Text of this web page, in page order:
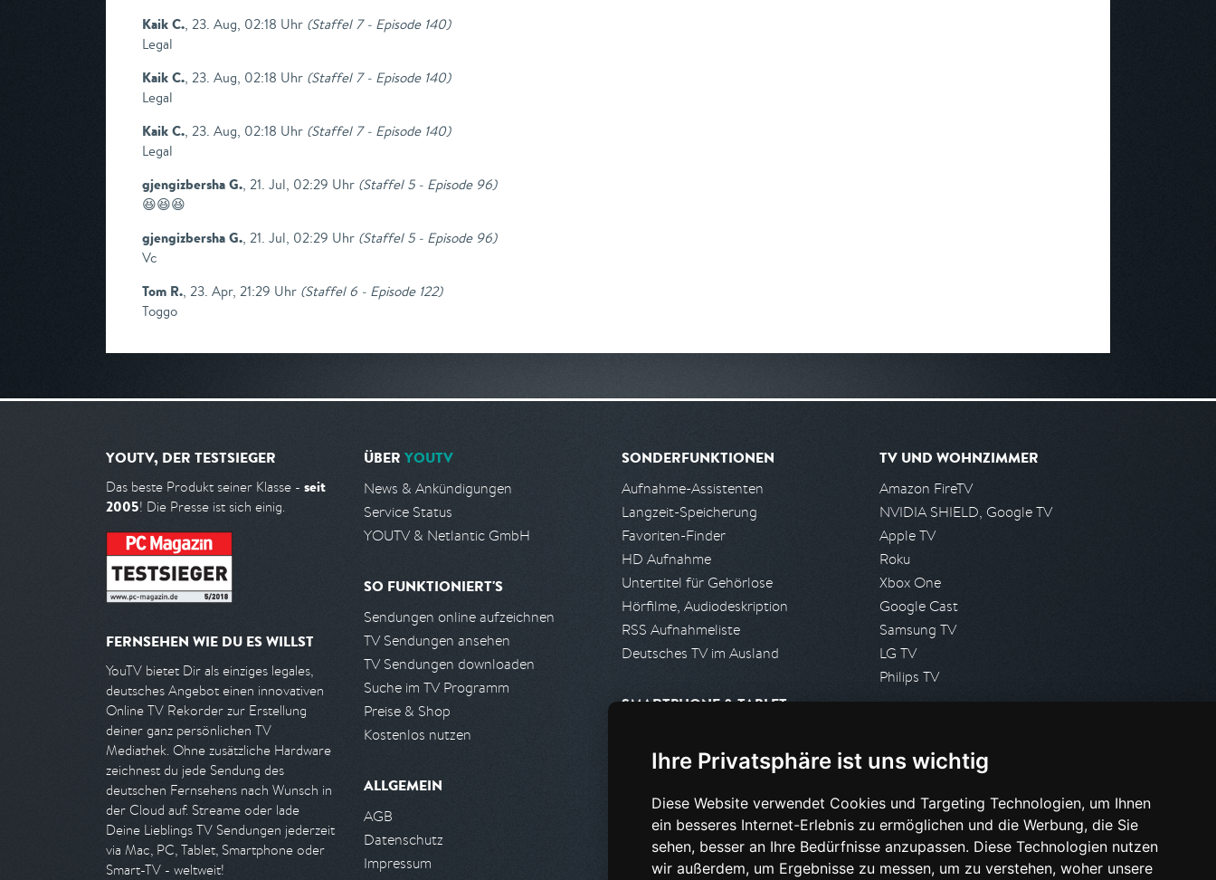
Ihre Privatsphäre ist uns wichtig
Diese Website verwendet Cookies und Targeting Technologien, um Ihnen
ein besseres Internet-Erlebnis zu ermöglichen und die Werbung, die Sie
sehen, besser an Ihre Bedürfnisse anzupassen. Diese Technologien nutzen
wir außerdem, um Ergebnisse zu messen, um zu verstehen, woher unsere
Kaik C., 23. Aug, 02:18 Uhr (Staffel 7 - Episode 140)
Legal
Kaik C., 23. Aug, 02:18 Uhr (Staffel 7 - Episode 140)
Legal
Kaik C., 23. Aug, 02:18 Uhr (Staffel 7 - Episode 140)
Legal
gjengizbersha G., 21. Jul, 02:29 Uhr (Staffel 5 - Episode 96)
😆😆😆
gjengizbersha G., 21. Jul, 02:29 Uhr (Staffel 5 - Episode 96)
Vc
Tom R., 23. Apr, 21:29 Uhr (Staffel 6 - Episode 122)
Toggo
YOUTV, DER TESTSIEGER
Das beste Produkt seiner Klasse - seit
2005! Die Presse ist sich einig.
FERNSEHEN WIE DU ES WILLST
YouTV bietet Dir als einziges legales,
deutsches Angebot einen innovativen
Online TV Rekorder zur Erstellung
deiner ganz persönlichen TV
Mediathek. Ohne zusätzliche Hardware
zeichnest du jede Sendung des
deutschen Fernsehens nach Wunsch in
der Cloud auf. Streame oder lade
Deine Lieblings TV Sendungen jederzeit
via Mac, PC, Tablet, Smartphone oder
Smart-TV - weltweit!
ÜBER YOUTV
News & Ankündigungen
Service Status
YOUTV & Netlantic GmbH
SO FUNKTIONIERT'S
Sendungen online aufzeichnen
TV Sendungen ansehen
TV Sendungen downloaden
Suche im TV Programm
Preise & Shop
Kostenlos nutzen
ALLGEMEIN
AGB
Datenschutz
Impressum
SONDERFUNKTIONEN
Aufnahme-Assistenten
Langzeit-Speicherung
Favoriten-Finder
HD Aufnahme
Untertitel für Gehörlose
Hörfilme, Audiodeskription
RSS Aufnahmeliste
Deutsches TV im Ausland
SMARTPHONE & TABLET
Android App
PARTNER
Partnerliste
Partner werden
TV UND WOHNZIMMER
Amazon FireTV
NVIDIA SHIELD, Google TV
Apple TV
Roku
Xbox One
Google Cast
Samsung TV
LG TV
Philips TV
Presseanfrage stellen
HILFE & SUPPORT
Häufig gestellte Fragen